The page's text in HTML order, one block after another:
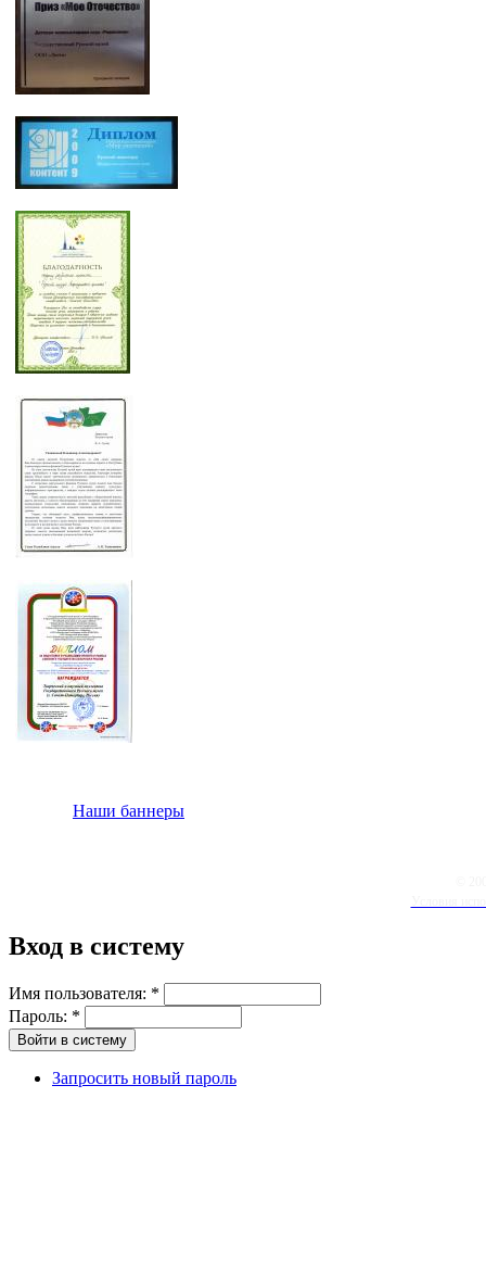
Наши баннеры
Вход в систему
Имя пользователя: *
Пароль: *
Запросить новый пароль